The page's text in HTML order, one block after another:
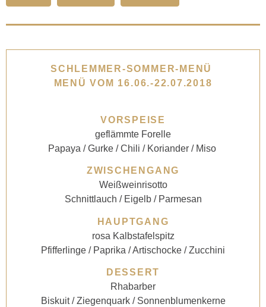
SCHLEMMER-SOMMER-MENÜ
MENÜ VOM 16.06.-22.07.2018
VORSPEISE
geflämmte Forelle
Papaya / Gurke / Chili / Koriander / Miso
ZWISCHENGANG
Weißweinrisotto
Schnittlauch / Eigelb / Parmesan
HAUPTGANG
rosa Kalbstafelspitz
Pfifferlinge / Paprika / Artischocke / Zucchini
DESSERT
Rhabarber
Biskuit / Ziegenquark / Sonnenblumenkerne